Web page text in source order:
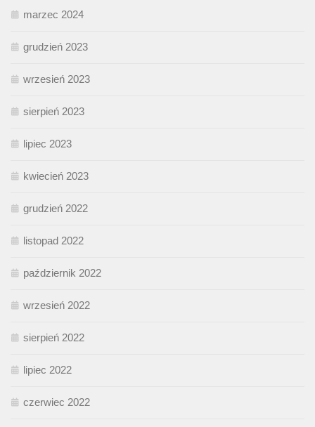
marzec 2024
grudzień 2023
wrzesień 2023
sierpień 2023
lipiec 2023
kwiecień 2023
grudzień 2022
listopad 2022
październik 2022
wrzesień 2022
sierpień 2022
lipiec 2022
czerwiec 2022